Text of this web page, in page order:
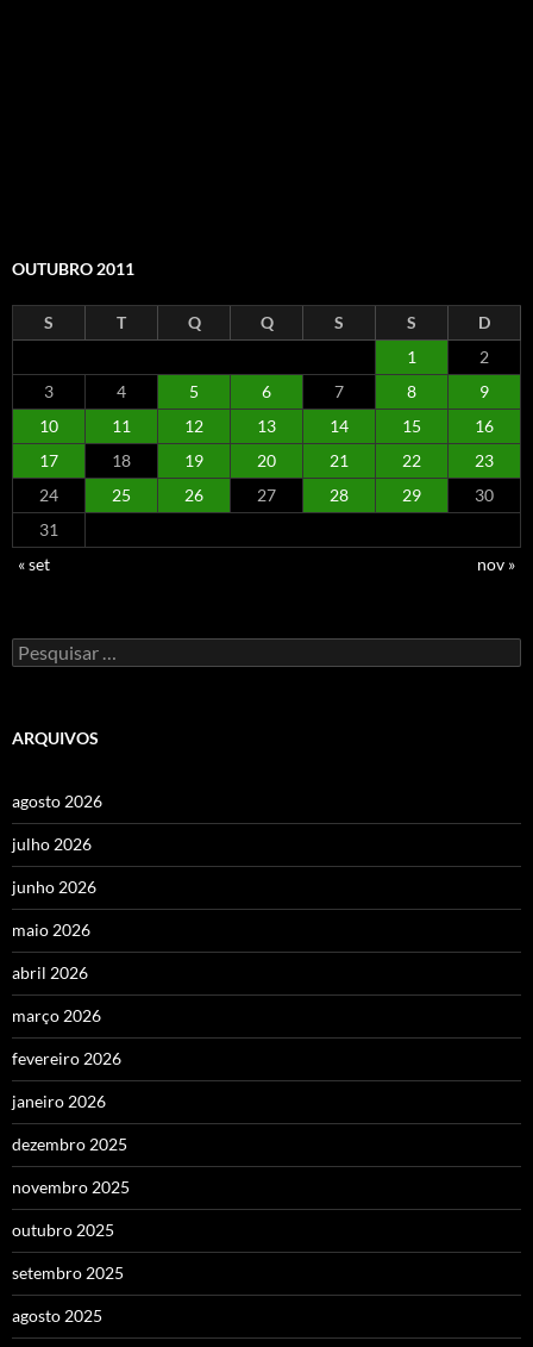
OUTUBRO 2011
S T Q Q S S
D
1
2
3
4 5 6 7 8
9
10
11 12 13 14 15
16
17
18 19 20 21 22
23
24
25 26 27 28 29
30
31
« set
nov »
Pesquisar
por:
ARQUIVOS
agosto 2026
julho 2026
junho 2026
maio 2026
abril 2026
março 2026
fevereiro 2026
janeiro 2026
dezembro 2025
novembro 2025
outubro 2025
setembro 2025
agosto 2025